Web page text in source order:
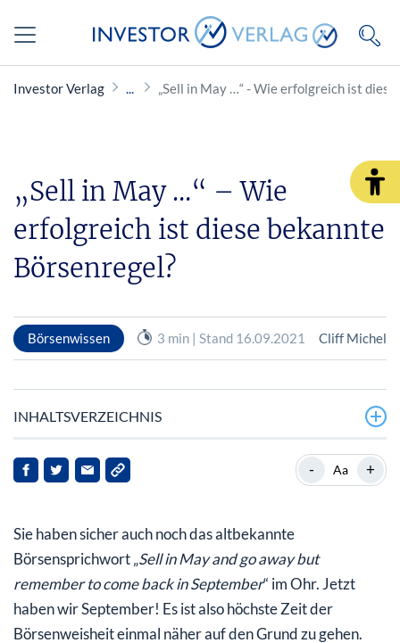
Investor Verlag „Sell in May …“ - Wie erfolgreich ist
„Sell in May …“ – Wie
erfolgreich ist diese bekannte
Börsenregel?
Börsenwissen 3 min | Stand 16.09.2021 Cliff Michel
INHALTSVERZEICHNIS
Der Börsenregel „Sell in May…“ auf den Zahn gefühlt
Was lernen wir daraus? Börse ist riskant, aber es lohnt
sich!
Der Herbst eignet sich für Schnäppchenkäufe
Nur wer stetig weiterläuft, erreicht sein großes Ziel
- Aa +
Sie haben sicher auch noch das altbekannte
Börsensprichwort „Sell in May and go away but
remember to come back in September“ im Ohr. Jetzt
haben wir September! Es ist also höchste Zeit der
Börsenweisheit einmal näher auf den Grund zu gehen.